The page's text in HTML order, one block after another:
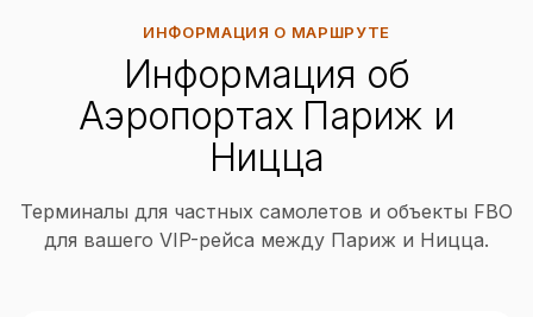
ИНФОРМАЦИЯ О МАРШРУТЕ
Информация об
Аэропортах Париж и
Ницца
Терминалы для частных самолетов и объекты FBO
для вашего VIP-рейса между Париж и Ницца.